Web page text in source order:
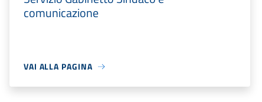
comunicazione
VAI ALLA PAGINA